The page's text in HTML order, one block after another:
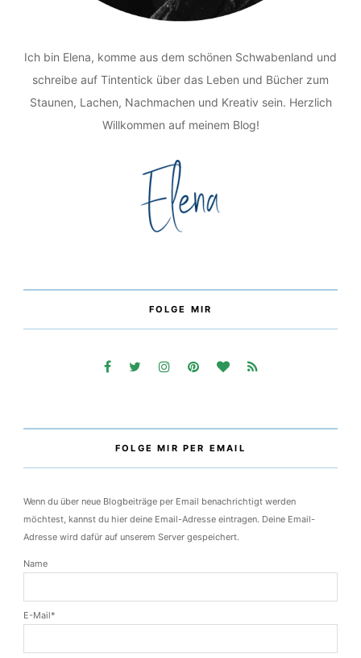
Ich bin Elena, komme aus dem schönen Schwabenland und
schreibe auf Tintentick über das Leben und Bücher zum
Staunen, Lachen, Nachmachen und Kreativ sein. Herzlich
Willkommen auf meinem Blog!
FOLGE MIR
FOLGE MIR PER EMAIL
Wenn du über neue Blogbeiträge per Email benachrichtigt werden
möchtest, kannst du hier deine Email-Adresse eintragen. Deine Email-
Adresse wird dafür auf unserem Server gespeichert.
Name
E-Mail*